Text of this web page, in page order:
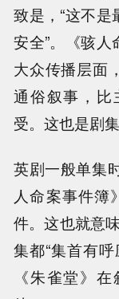
致是，“这不
安全”。《骇
大众传播层面
通俗叙事，比
受。这也是剧
英剧一般单集
人命案事件簿
件。这也就意
集都“集首有
《朱雀堂》